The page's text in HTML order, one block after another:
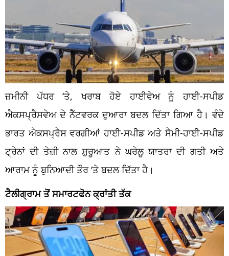
ਜ਼ਮੀਨੀ ਪੱਧਰ ‘ਤੇ, ਖਰਾਬ ਹੋਏ ਹਾਈਵੇਅ ਨੂੰ ਹਾਈ-ਸਪੀਡ
ਐਕਸਪ੍ਰੈਸਵੇਅ ਦੇ ਨੈੱਟਵਰਕ ਦੁਆਰਾ ਬਦਲ ਦਿੱਤਾ ਗਿਆ ਹੈ। ਵੰਦੇ
ਭਾਰਤ ਐਕਸਪ੍ਰੈਸ ਵਰਗੀਆਂ ਹਾਈ-ਸਪੀਡ ਅਤੇ ਸੈਮੀ-ਹਾਈ-ਸਪੀਡ
ਟ੍ਰੇਨਾਂ ਦੀ ਤੇਜ਼ੀ ਨਾਲ ਸ਼ੁਰੂਆਤ ਨੇ ਘਰੇਲੂ ਯਾਤਰਾ ਦੀ ਗਤੀ ਅਤੇ
ਆਰਾਮ ਨੂੰ ਬੁਨਿਆਦੀ ਤੌਰ ‘ਤੇ ਬਦਲ ਦਿੱਤਾ ਹੈ।
ਟੈਲੀਗ੍ਰਾਮ ਤੋਂ ਸਮਾਰਟਫੋਨ ਕ੍ਰਾਂਤੀ ਤੱਕ